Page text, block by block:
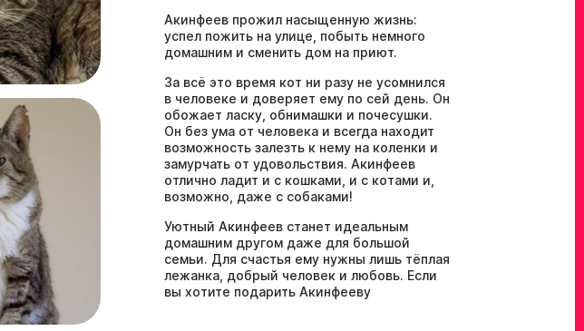
Акинфеев прожил насыщенную жизнь:
успел пожить на улице, побыть немного
домашним и сменить дом на приют.
За всё это время кот ни разу не усомнился
в человеке и доверяет ему по сей день. Он
обожает ласку, обнимашки и почесушки.
Он без ума от человека и всегда находит
возможность залезть к нему на коленки и
замурчать от удовольствия. Акинфеев
отлично ладит и с кошками, и с котами и,
возможно, даже с собаками!
Уютный Акинфеев станет идеальным
домашним другом даже для большой
семьи. Для счастья ему нужны лишь тёплая
лежанка, добрый человек и любовь. Если
вы хотите подарить Акинфееву